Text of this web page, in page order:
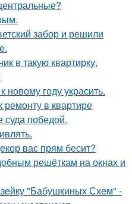
забор и решили
в такую квартирку,
новому году украсить.
ремонту в квартире
победой.
вас прям бесит?
решёткам на окнах и
"Бабушкиных Схем" -